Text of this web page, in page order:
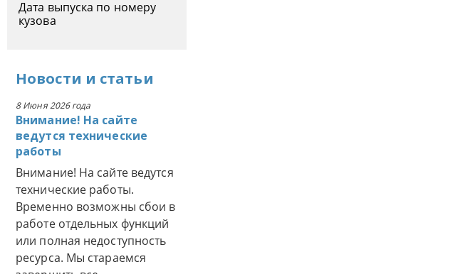
Дата выпуска по номеру
кузова
Новости и статьи
8 Июня 2026 года
Внимание! На сайте
ведутся технические
работы
Внимание! На сайте ведутся
технические работы.
Временно возможны сбои в
работе отдельных функций
или полная недоступность
ресурса. Мы стараемся